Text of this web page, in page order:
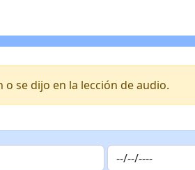
se dijo en la lección de audio.